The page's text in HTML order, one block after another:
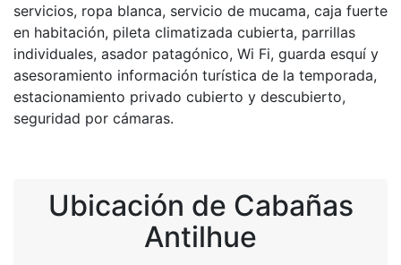
servicios, ropa blanca, servicio de mucama, caja fuerte
en habitación, pileta climatizada cubierta, parrillas
individuales, asador patagónico, Wi Fi, guarda esquí y
asesoramiento información turística de la temporada,
estacionamiento privado cubierto y descubierto,
seguridad por cámaras.
Ubicación de Cabañas
Antilhue